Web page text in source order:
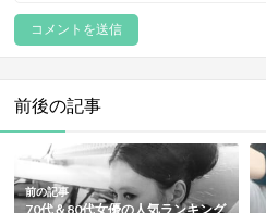
前後の記事
前の記事
70代＆80代女優の人気ランキング